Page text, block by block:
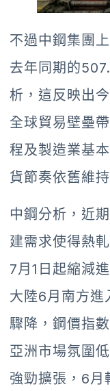
不過中鋼集團
去年同期的
析，這反映出
全球貿易壁壘
程及製造業基
貨節奏依舊維
中鋼分析，近
建需求使得熱
7月1日起縮減
大陸6月南方進
驟降，鋼價指
亞洲市場氛圍
強勁擴張，6月